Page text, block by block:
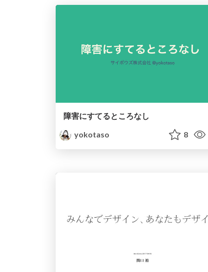
障害にすてるところなし
yokotaso
8